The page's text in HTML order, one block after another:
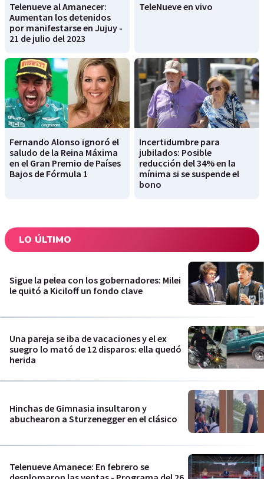
Telenueve al Amanecer:
Aumentan los detenidos
por manifestarse en Jujuy -
21 de julio del 2023
TeleNueve en vivo
Fernando Alonso ignoró el
saludo de la Reina Máxima
en el Gran Premio de Países
Bajos de Fórmula 1
Incertidumbre para
jubilados: Posible
reducción del 34% en la
mínima si se suspende el
bono
LO ÚLTIMO
Sigue la pelea con los gobernadores: Milei
le quitó a Kiciloff un fondo clave
Una pareja se iba de vacaciones y el ex
suegro lo mató de 12 disparos: ella quedó
herida
Hinchas de Gimnasia insultaron y
abuchearon a Sturzenegger en el clásico
Telenueve Amanece: En febrero se